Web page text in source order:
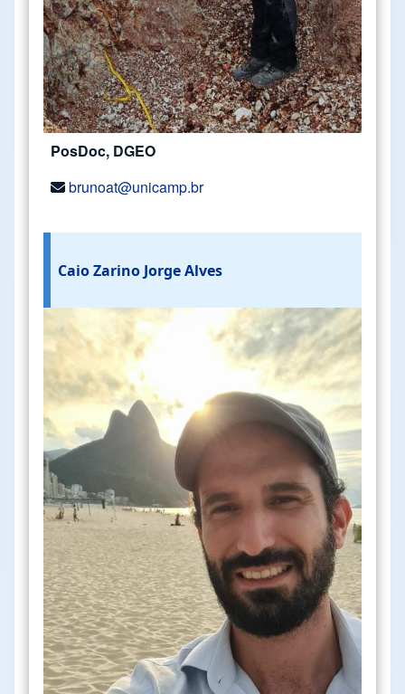
PosDoc, DGEO
brunoat@unicamp.br
Caio Zarino Jorge Alves